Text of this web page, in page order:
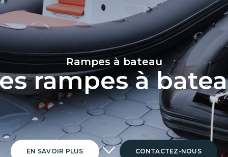
Rampes à bateau
rampes à
EN SAVOIR PLUS CONTACTEZ-NOUS